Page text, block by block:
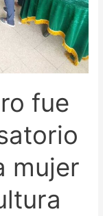
fue
mujer